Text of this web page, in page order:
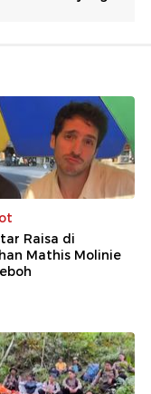
Raisa di
Mathis Molinie